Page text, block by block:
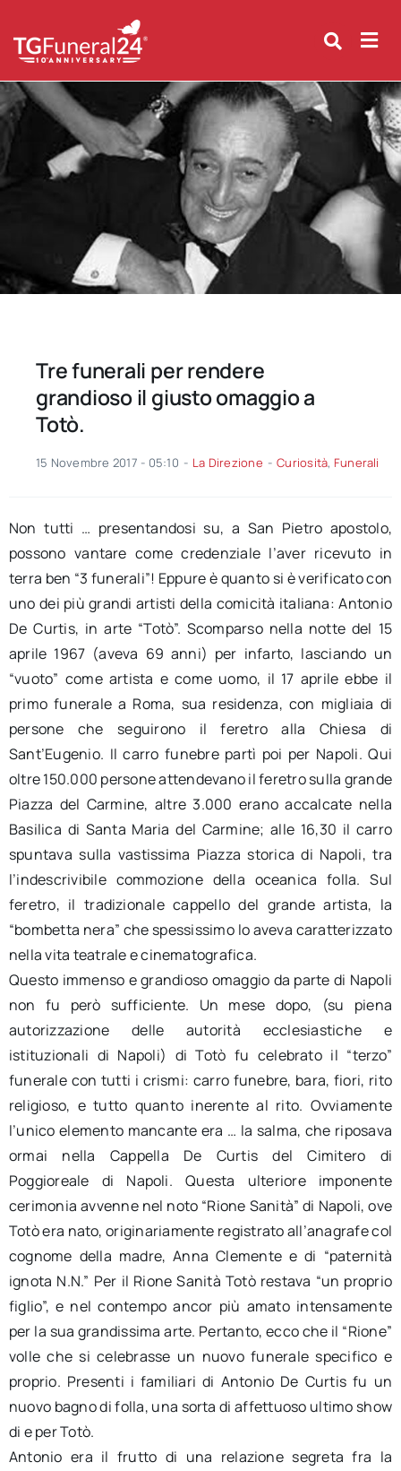
content
Tre funerali per rendere
grandioso il giusto omaggio a
Totò.
15 Novembre 2017 - 05:10 - La Direzione - Curiosità, Funerali
Non tutti … presentandosi su, a San Pietro apostolo,
possono vantare come credenziale l’aver ricevuto in
terra ben “3 funerali”! Eppure è quanto si è verificato con
uno dei più grandi artisti della comicità italiana: Antonio
De Curtis, in arte “Totò”. Scomparso nella notte del 15
aprile 1967 (aveva 69 anni) per infarto, lasciando un
“vuoto” come artista e come uomo, il 17 aprile ebbe il
primo funerale a Roma, sua residenza, con migliaia di
persone che seguirono il feretro alla Chiesa di
Sant’Eugenio. Il carro funebre partì poi per Napoli. Qui
oltre 150.000 persone attendevano il feretro sulla grande
Piazza del Carmine, altre 3.000 erano accalcate nella
Basilica di Santa Maria del Carmine; alle 16,30 il carro
spuntava sulla vastissima Piazza storica di Napoli, tra
l’indescrivibile commozione della oceanica folla. Sul
feretro, il tradizionale cappello del grande artista, la
“bombetta nera” che spessissimo lo aveva caratterizzato
nella vita teatrale e cinematografica.
Questo immenso e grandioso omaggio da parte di Napoli
non fu però sufficiente. Un mese dopo, (su piena
autorizzazione delle autorità ecclesiastiche e
istituzionali di Napoli) di Totò fu celebrato il “terzo”
funerale con tutti i crismi: carro funebre, bara, fiori, rito
religioso, e tutto quanto inerente al rito. Ovviamente
l’unico elemento mancante era … la salma, che riposava
ormai nella Cappella De Curtis del Cimitero di
Poggioreale di Napoli. Questa ulteriore imponente
cerimonia avvenne nel noto “Rione Sanità” di Napoli, ove
Totò era nato, originariamente registrato all’anagrafe col
cognome della madre, Anna Clemente e di “paternità
ignota N.N.” Per il Rione Sanità Totò restava “un proprio
figlio”, e nel contempo ancor più amato intensamente
per la sua grandissima arte. Pertanto, ecco che il “Rione”
volle che si celebrasse un nuovo funerale specifico e
proprio. Presenti i familiari di Antonio De Curtis fu un
nuovo bagno di folla, una sorta di affettuoso ultimo show
di e per Totò.
Antonio era il frutto di una relazione segreta fra la